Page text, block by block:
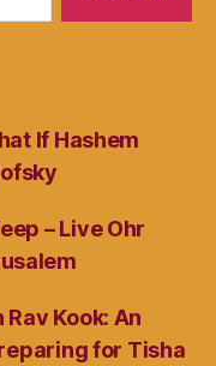
If Hashem
– Live Ohr
Kook: An
for Tisha